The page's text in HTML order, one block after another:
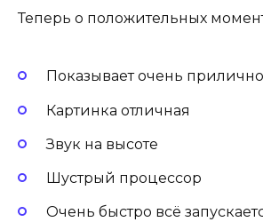
Теперь о положительных
Показывает очень прилично
Картинка отличная
Звук на высоте
Шустрый процессор
Очень быстро всё